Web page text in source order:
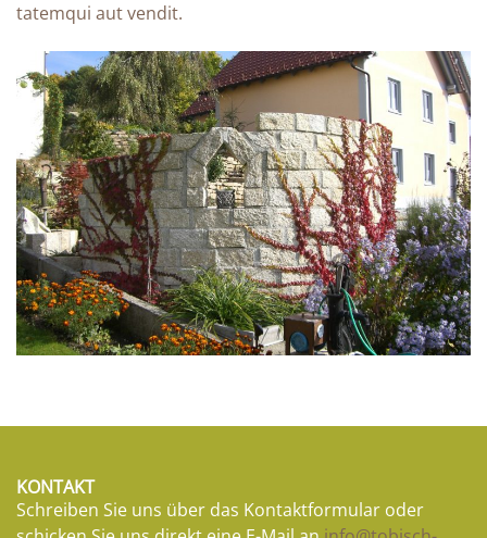
tatemqui aut vendit.
KONTAKT
Schreiben Sie uns über das Kontaktformular oder